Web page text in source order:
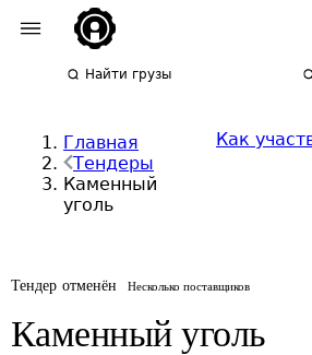
Найти грузы
Главная
Тендеры
Каменный
уголь
Как
Тендер отменён Несколько поставщиков
Каменный уголь